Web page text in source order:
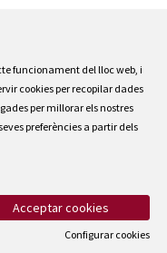
funcionament del lloc web, i
cookies per recopilar dades
per millorar els nostres
preferències a partir dels
Acceptar cookies
Configurar cookies